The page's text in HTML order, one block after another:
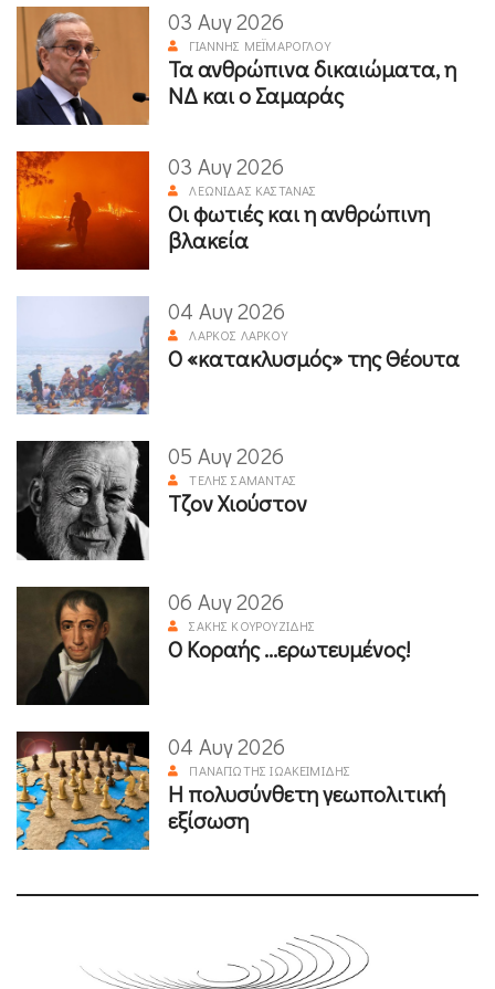
03 Αυγ 2026
ΓΙΆΝΝΗΣ ΜΕΪΜΆΡΟΓΛΟΥ
Τα ανθρώπινα δικαιώματα, η
ΝΔ και ο Σαμαράς
03 Αυγ 2026
ΛΕΩΝΊΔΑΣ ΚΑΣΤΑΝΆΣ
Οι φωτιές και η ανθρώπινη
βλακεία
04 Αυγ 2026
ΛΆΡΚΟΣ ΛΆΡΚΟΥ
Ο «κατακλυσμός» της Θέουτα
05 Αυγ 2026
ΤΈΛΗΣ ΣΑΜΑΝΤΆΣ
Τζον Χιούστον
06 Αυγ 2026
ΣΆΚΗΣ ΚΟΥΡΟΥΖΊΔΗΣ
Ο Κοραής ...ερωτευμένος!
04 Αυγ 2026
ΠΑΝΑΓΙΏΤΗΣ ΙΩΑΚΕΙΜΊΔΗΣ
Η πολυσύνθετη γεωπολιτική
εξίσωση